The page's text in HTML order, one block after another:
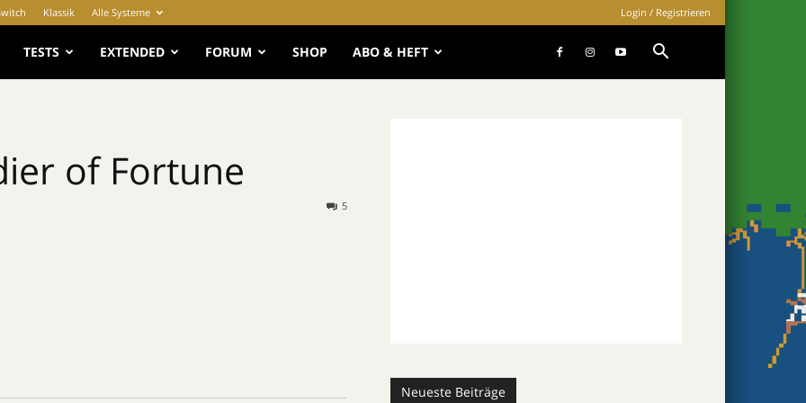
Klassik Alle Systeme Login / Registrieren
TESTS EXTENDED FORUM SHOP ABO & HEFT
of Fortune
5
Neueste Beiträge